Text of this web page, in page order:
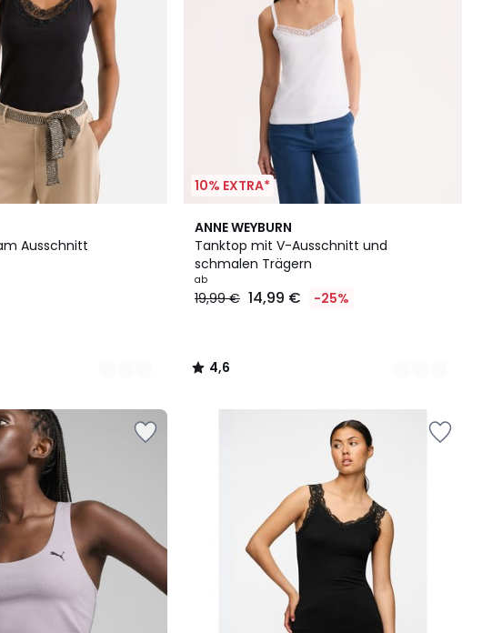
Ausschnitt
10% EXTRA*
ANNE WEYBURN
Tanktop mit V-Ausschnitt und
schmalen Trägern
ab
19,99 € 14,99 € -25%
4,6
/ 5
2
Farben
4,6
/